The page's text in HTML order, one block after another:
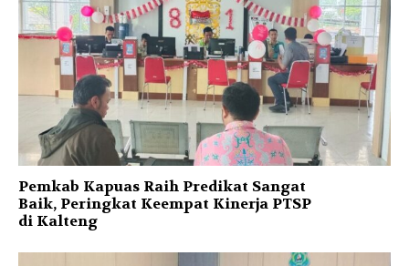
Pemkab Kapuas Raih Predikat Sangat
Baik, Peringkat Keempat Kinerja PTSP
di Kalteng